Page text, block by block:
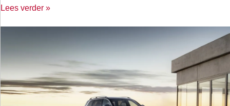
Lees verder »